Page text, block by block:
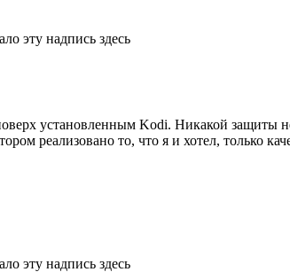
эту надпись здесь
установленным Kodi. Никакой защиты
реализовано то, что я и хотел, только
эту надпись здесь